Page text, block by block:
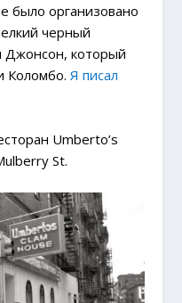
было организовано
черный
который
Коломбо.Я писал
Umberto’s
St.